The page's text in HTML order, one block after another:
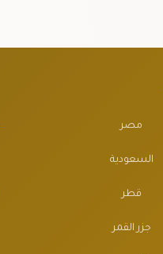
مصر
السعودية
قطر
جزر القمر